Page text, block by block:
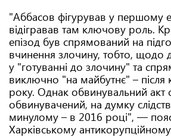
"Аббасов фігурував у першому
відігравав там ключову роль.
епізод був спрямований на
вчинення злочину, тобто, щодо
у "готуванні до злочину" та
виключно "на майбутнє" – після
року. Однак обвинувальний акт
обвинувачений, на думку
минулому – в 2016 році", —
Харківському антикорупційному